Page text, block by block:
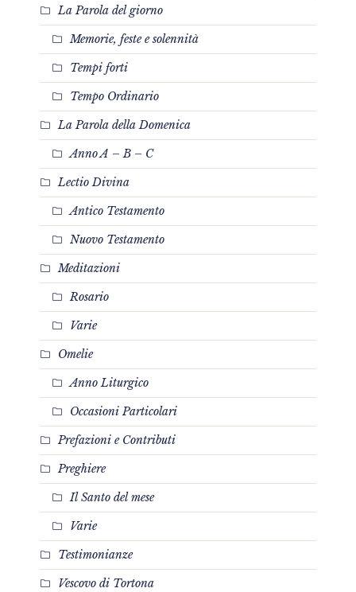
La Parola del giorno
Memorie, feste e solennità
Tempi forti
Tempo Ordinario
La Parola della Domenica
Anno A – B – C
Lectio Divina
Antico Testamento
Nuovo Testamento
Meditazioni
Rosario
Varie
Omelie
Anno Liturgico
Occasioni Particolari
Prefazioni e Contributi
Preghiere
Il Santo del mese
Varie
Testimonianze
Vescovo di Tortona